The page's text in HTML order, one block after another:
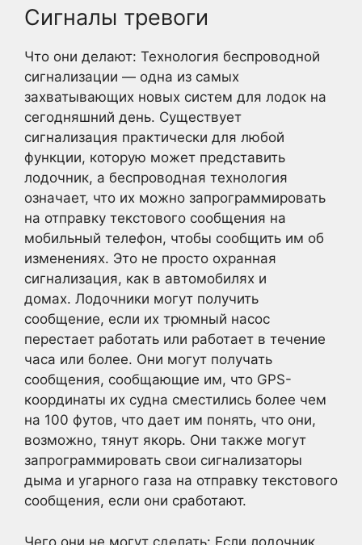
Сигналы тревоги
Что они делают: Технология беспроводной
сигнализации — одна из самых
захватывающих новых систем для лодок на
сегодняшний день. Существует
сигнализация практически для любой
функции, которую может представить
лодочник, а беспроводная технология
означает, что их можно запрограммировать
на отправку текстового сообщения на
мобильный телефон, чтобы сообщить им об
изменениях. Это не просто охранная
сигнализация, как в автомобилях и
домах. Лодочники могут получить
сообщение, если их трюмный насос
перестает работать или работает в течение
часа или более. Они могут получать
сообщения, сообщающие им, что GPS-
координаты их судна сместились более чем
на 100 футов, что дает им понять, что они,
возможно, тянут якорь. Они также могут
запрограммировать свои сигнализаторы
дыма и угарного газа на отправку текстового
сообщения, если они сработают.
Чего они не могут сделать: Если лодочник